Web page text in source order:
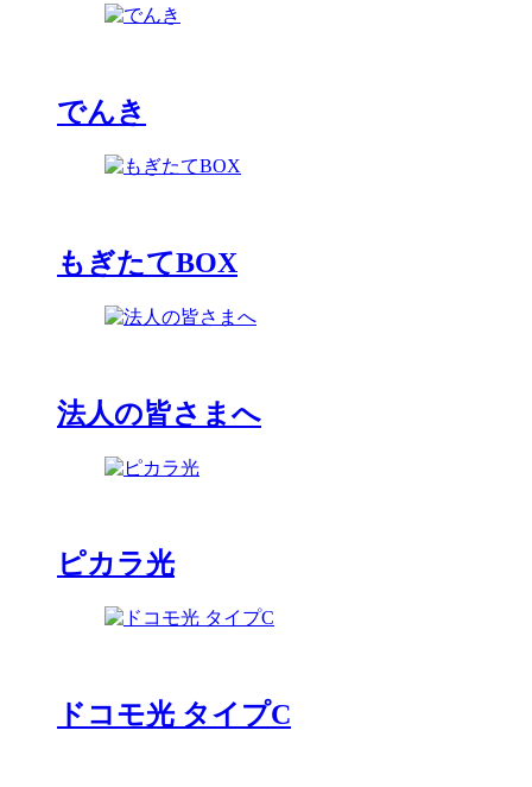
でんき
もぎたてBOX
法人の皆さまへ
ピカラ光
ドコモ光 タイプC